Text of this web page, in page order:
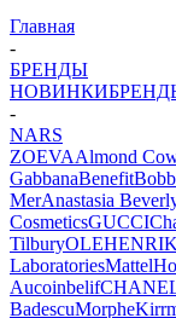
Главная
-
БРЕНДЫ
НОВИНКИ
-
NARS
ZOEVAAlmond
GabbanaBenefit
MerAnastasia
CosmeticsGUCCI
Tilbury
LaboratoriesMattel
Aucoinbelif
BadescuMorphe